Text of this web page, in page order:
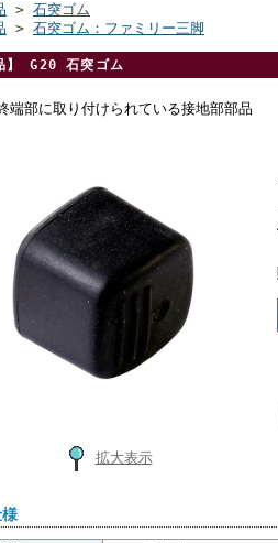
> 石突ゴム
> 石突ゴム：ファミリー三脚
】 G20 石突ゴム
端部に取り付けられている接地部部品
拡大表示